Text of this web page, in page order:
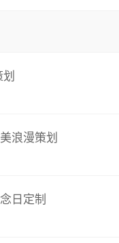
划
浪漫策划
日定制